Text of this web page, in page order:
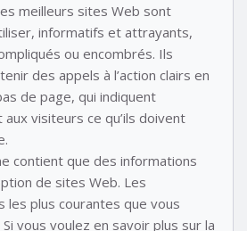
meilleurs sites Web sont
informatifs et attrayants,
ou encombrés. Ils
des appels à l’action clairs en
de page, qui indiquent
visiteurs ce qu’ils doivent
contient que des informations
de sites Web. Les
les plus courantes que vous
vous voulez en savoir plus sur la